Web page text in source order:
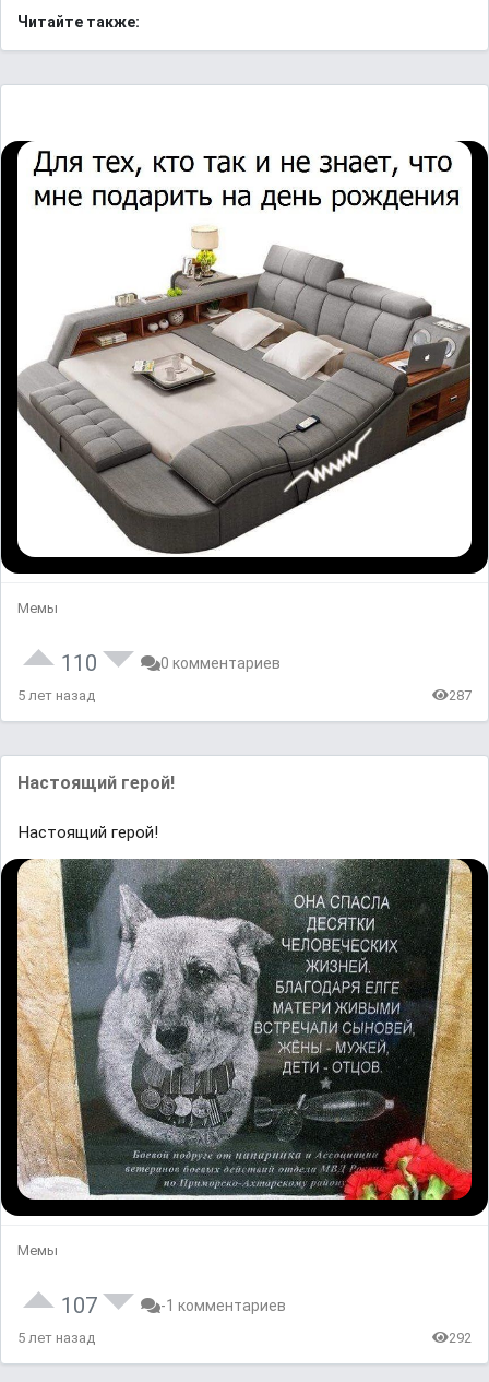
Читайте также:
Мемы
110 0 комментариев
5 лет назад 287
Настоящий герой!
Настоящий герой!
Мемы
107 -1 комментариев
5 лет назад 292